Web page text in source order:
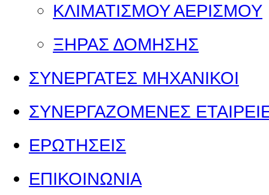
ΚΛΙΜΑΤΙΣΜΟΥ ΑΕΡΙΣΜΟΥ
ΞΗΡΑΣ ΔΟΜΗΣΗΣ
ΣΥΝΕΡΓΑΤΕΣ ΜΗΧΑΝΙΚΟΙ
ΣΥΝΕΡΓΑΖΟΜΕΝΕΣ
ΕΡΩΤΗΣΕΙΣ
ΕΠΙΚΟΙΝΩΝΙΑ